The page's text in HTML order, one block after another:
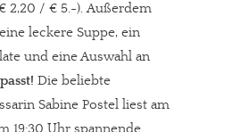
2,20 / € 5.-). Außerdem
leckere Suppe, ein
und eine Auswahl an
Die beliebte
Sabine Postel liest am
19:30 Uhr spannende